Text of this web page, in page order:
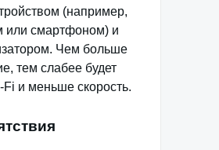
(например,
или смартфоном) и
Чем больше
тем слабее будет
Fi и меньше скорость.